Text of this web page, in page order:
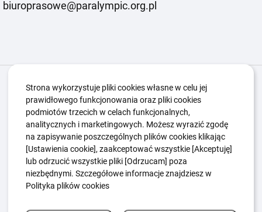
biuroprasowe@paralympic.org.pl
Igrzyska Paralimpijskie O nas
Kwalifikacje ZSK
Kluby Aktualności
Edukacja
Guttmanny Kontakt
Polityka Ochrony Dzieci
Sygnaliści
Polityka plików cookie
Strona wykorzystuje pliki cookies własne w celu jej
prawidłowego funkcjonowania oraz pliki cookies
podmiotów trzecich w celach funkcjonalnych,
analitycznych i marketingowych. Możesz wyrazić zgodę
na zapisywanie poszczególnych plików cookies klikając
[Ustawienia cookie], zaakceptować wszystkie [Akceptuję]
lub odrzucić wszystkie pliki [Odrzucam] poza
niezbędnymi. Szczegółowe informacje znajdziesz w
Polityka plików cookies